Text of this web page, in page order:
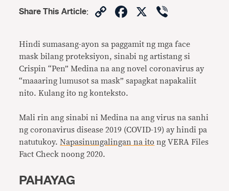
Share This Article: CopyFacebook
X
Hindi sumasang-ayon sa paggamit ng mga face
mask bilang proteksiyon, sinabi ng artistang si
Crispin “Pen” Medina na ang novel coronavirus ay
“maaaring lumusot sa mask” sapagkat napakaliit
nito. Kulang ito ng konteksto.
Mali rin ang sinabi ni Medina na ang virus na sanhi
ng coronavirus disease 2019 (COVID-19) ay hindi pa
natutukoy.Napasinungalingan na ito ng VERA Files
Fact Check noong 2020.
PAHAYAG